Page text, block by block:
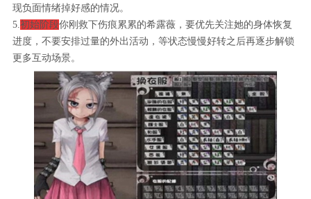
现负面情绪掉好感的情况。
5. 初始阶段你刚救下伤痕累累的希露薇，要优先关注她的身体恢复
进度，不要安排过量的外出活动，等状态慢慢好转之后再逐步解锁
更多互动场景。